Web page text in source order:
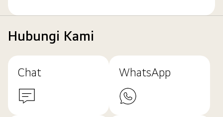
Hubungi Kami
Chat WhatsApp